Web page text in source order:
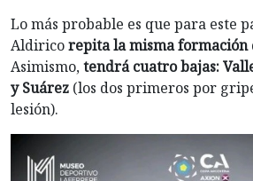
Lo más probable es que para este
Aldiricorepita la misma formación
Asimismo,tendrá cuatro bajas:
y Suárez (los dos primeros por
lesión).